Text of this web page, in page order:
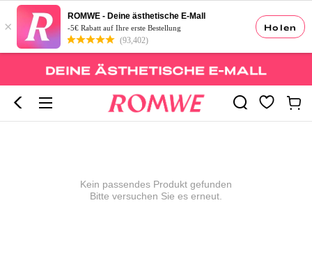
Holen
×
ROMWE - Deine ästhetische E-Mall
-5€ Rabatt auf Ihre erste Bestellung
(93,402)
Kein passendes Produkt gefunden
Bitte versuchen Sie es erneut.